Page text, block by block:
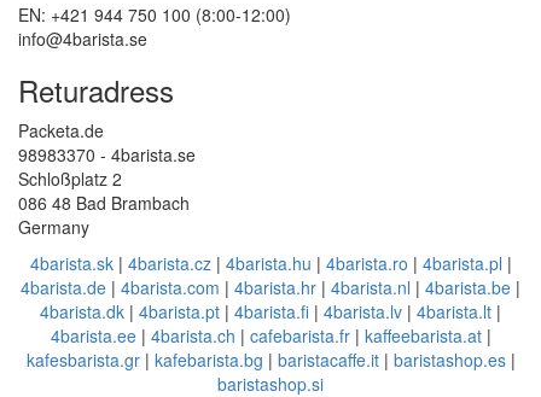
EN: +421 944 750 100 (8:00-12:00)
info@4barista.se
Returadress
Packeta.de
98983370 - 4barista.se
Schloßplatz 2
086 48 Bad Brambach
Germany
4barista.sk| 4barista.cz| 4barista.hu | 4barista.ro | 4barista.pl |
4barista.de | 4barista.com | 4barista.hr | 4barista.nl | 4barista.be |
4barista.dk | 4barista.pt | 4barista.fi | 4barista.lv | 4barista.lt |
4barista.ee| 4barista.ch | cafebarista.fr| kaffeebarista.at|
kafesbarista.gr| kafebarista.bg | baristacaffe.it| baristashop.es|
baristashop.si